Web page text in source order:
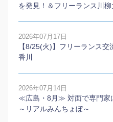
を発見！＆フリーランス川
2026年07月17日
【8/25(火)】フリーランス
香川
2026年07月14日
≪広島・8月≫ 対面で専門家
～リアルみんちょぼ～